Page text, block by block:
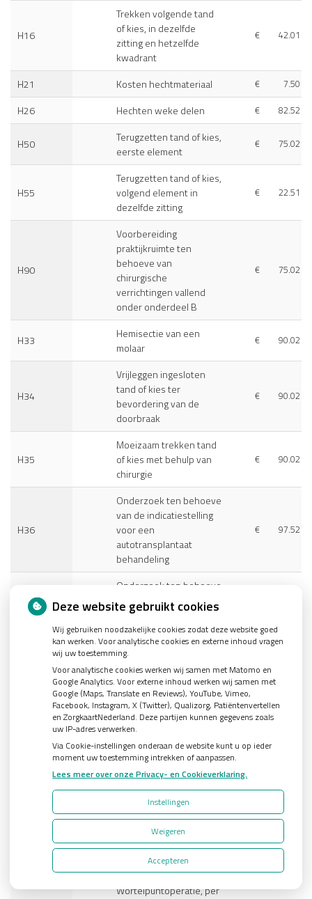
H16
Trekken volgende tand
of kies, in dezelfde
zitting en hetzelfde
kwadrant
€ 42.01
H21 Kosten hechtmateriaal € 7.50
H26 Hechten weke delen € 82.52
H50
Terugzetten tand of kies,
eerste element
€ 75.02
H55
Terugzetten tand of kies,
volgend element in
dezelfde zitting
€ 22.51
H90
Voorbereiding
praktijkruimte ten
behoeve van
chirurgische
verrichtingen vallend
onder onderdeel B
€ 75.02
H33
Hemisectie van een
molaar
€ 90.02
H34
Vrijleggen ingesloten
tand of kies ter
bevordering van de
doorbraak
€ 90.02
H35
Moeizaam trekken tand
of kies met behulp van
chirurgie
€ 90.02
H36
Onderzoek ten behoeve
van de indicatiestelling
voor een
autotransplantaat
behandeling
€ 97.52
H37 *
Onderzoek ten behoeve
van de uitvoering voor
een autotransplantaat
behandeling.
Uitvoeren eerste
autotransplantaat
Uitvoeren volgende
autotransplantaat, in
dezelfde zitting
€ 141.78
Corrigeren van de vorm
van de kaak, per kaak
Verwijderen van het
lipbandje of tongriempje
Wortelpuntoperatie, per
tandwortel, zonder
afsluiting
€ 90.02
Wortelpuntoperatie, per
Deze website gebruikt cookies
Wij gebruiken noodzakelijke cookies zodat deze website goed
kan werken. Voor analytische cookies en externe inhoud vragen
wij uw toestemming.
Voor analytische cookies werken wij samen met Matomo en
Google Analytics. Voor externe inhoud werken wij samen met
Google (Maps, Translate en Reviews), YouTube, Vimeo,
Facebook, Instagram, X (Twitter), Qualizorg, Patiëntenvertellen
en ZorgkaartNederland. Deze partijen kunnen gegevens zoals
uw IP-adres verwerken.
Via Cookie-instellingen onderaan de website kunt u op ieder
moment uw toestemming intrekken of aanpassen.
Lees meer over onze Privacy- en Cookieverklaring.
Instellingen
Weigeren
Accepteren